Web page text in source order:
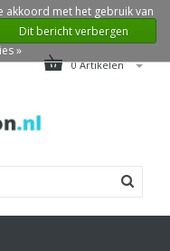
0 Artikelen
akkoord met het gebruik van
Dit bericht verbergen
»